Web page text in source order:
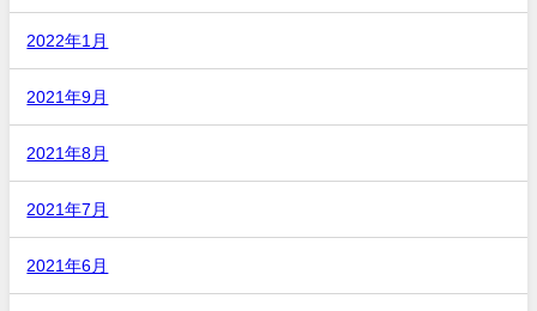
2022年1月
2021年9月
2021年8月
2021年7月
2021年6月